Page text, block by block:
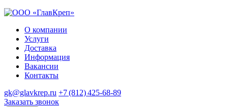
О компании
Услуги
Доставка
Информация
Вакансии
Контакты
gk@glavkrep.ru +7 (812) 425-68-89
Заказать звонок